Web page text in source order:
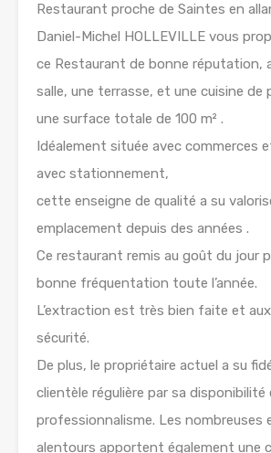
Restaurant proche de Saintes en
Daniel-Michel HOLLEVILLE vous
ce Restaurant de bonne réputation,
salle, une terrasse, et une cuisine de
une surface totale de 100 m² .
Idéalement située avec commerces
avec stationnement,
cette enseigne de qualité a su
emplacement depuis des années .
Ce restaurant remis au goût du jour
bonne fréquentation toute l’année.
L’extraction est très bien faite et
sécurité.
De plus, le propriétaire actuel a su
clientèle régulière par sa disponibilité
professionnalisme. Les nombreuses
alentours apportent également une